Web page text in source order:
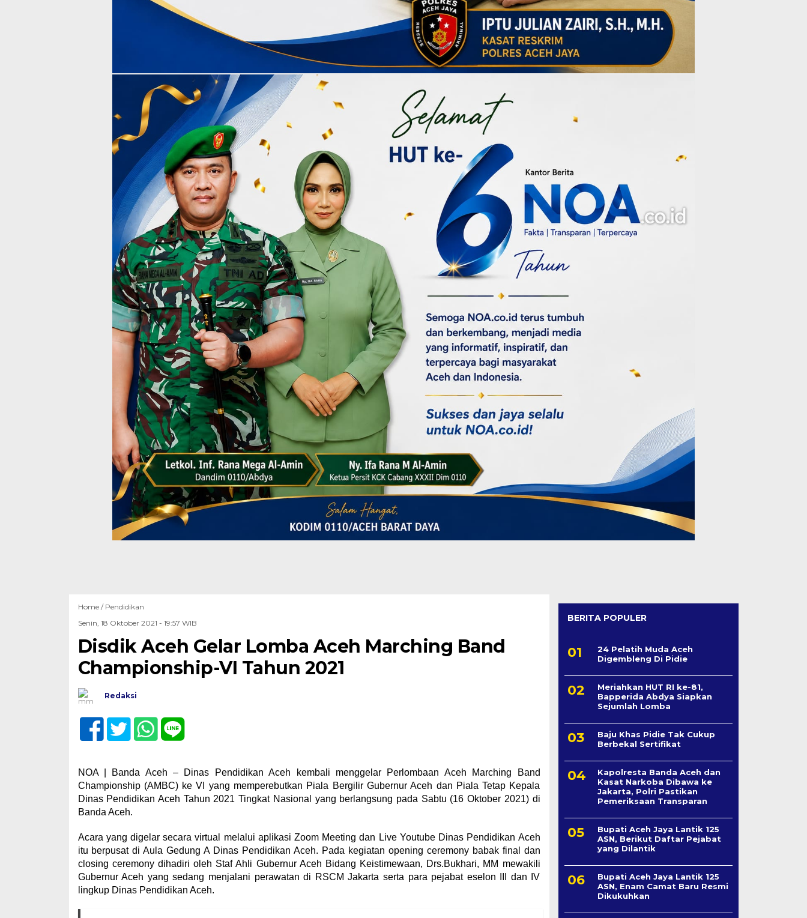
Home / Pendidikan
Senin, 18 Oktober 2021 - 19:57 WIB
Disdik Aceh Gelar Lomba Aceh Marching Band
Championship-VI Tahun 2021
Redaksi
NOA | Banda Aceh – Dinas Pendidikan Aceh kembali menggelar Perlombaan Aceh Marching Band
Championship (AMBC) ke VI yang memperebutkan Piala Bergilir Gubernur Aceh dan Piala Tetap Kepala
Dinas Pendidikan Aceh Tahun 2021 Tingkat Nasional yang berlangsung pada Sabtu (16 Oktober 2021) di
Banda Aceh.
Acara yang digelar secara virtual melalui aplikasi Zoom Meeting dan Live Youtube Dinas Pendidikan Aceh
itu berpusat di Aula Gedung A Dinas Pendidikan Aceh. Pada kegiatan opening ceremony babak final dan
closing ceremony dihadiri oleh Staf Ahli Gubernur Aceh Bidang Keistimewaan, Drs.Bukhari, MM mewakili
Gubernur Aceh yang sedang menjalani perawatan di RSCM Jakarta serta para pejabat eselon III dan IV
lingkup Dinas Pendidikan Aceh.
BERITA POPULER
24 Pelatih Muda Aceh
Digembleng Di Pidie
Meriahkan HUT RI ke-81,
Bapperida Abdya Siapkan
Sejumlah Lomba
Baju Khas Pidie Tak Cukup
Berbekal Sertifikat
Kapolresta Banda Aceh dan
Kasat Narkoba Dibawa ke
Jakarta, Polri Pastikan
Pemeriksaan Transparan
Bupati Aceh Jaya Lantik 125
ASN, Berikut Daftar Pejabat
yang Dilantik
Bupati Aceh Jaya Lantik 125
ASN, Enam Camat Baru Resmi
Dikukuhkan